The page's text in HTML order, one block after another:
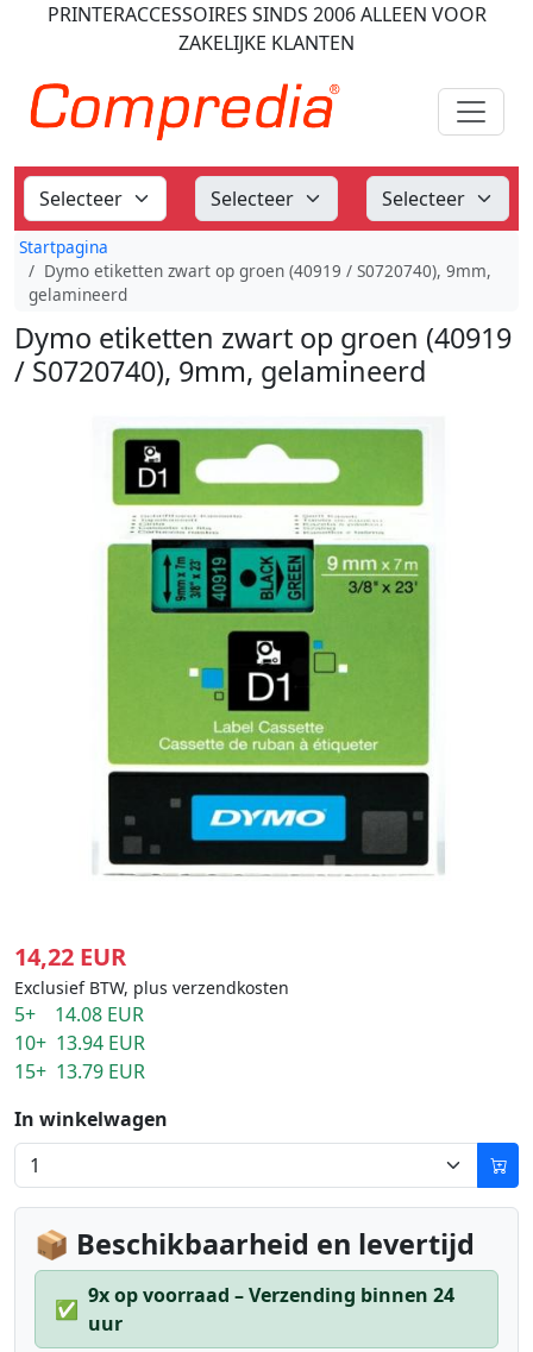
PRINTERACCESSOIRES SINDS 2006ALLEEN VOOR
ZAKELIJKE KLANTEN
Startpagina
Dymo etiketten zwart op groen (40919 / S0720740), 9mm,
gelamineerd
Dymo etiketten zwart op groen (40919
/ S0720740), 9mm, gelamineerd
14,22 EUR
Exclusief BTW, plus verzendkosten
5+ 14.08 EUR
10+ 13.94 EUR
15+ 13.79 EUR
In winkelwagen
📦 Beschikbaarheid en levertijd
✅
9x op voorraad – Verzending binnen 24
uur